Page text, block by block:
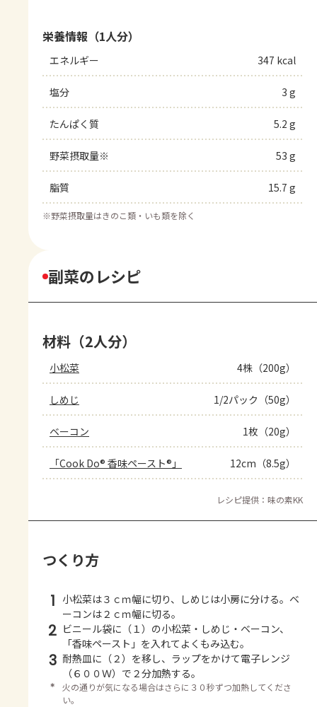
栄養情報（1人分）
エネルギー 347 kcal
塩分 3 g
たんぱく質 5.2 g
野菜摂取量※ 53 g
脂質 15.7 g
※野菜摂取量はきのこ類・いも類を除く
副菜のレシピ
材料（2人分）
小松菜 4株（200g）
しめじ 1/2パック（50g）
ベーコン 1枚（20g）
「Cook Do® 香味ペースト®」 12cm（8.5g）
レシピ提供：味の素KK
つくり方
1 小松菜は３ｃｍ幅に切り、しめじは小房に分ける。ベ
ーコンは２ｃｍ幅に切る。
2 ビニール袋に（１）の小松菜・しめじ・ベーコン、
「香味ペースト」を入れてよくもみ込む。
3 耐熱皿に（２）を移し、ラップをかけて電子レンジ
（６００Ｗ）で２分加熱する。
＊
火の通りが気になる場合はさらに３０秒ずつ加熱してくださ
い。